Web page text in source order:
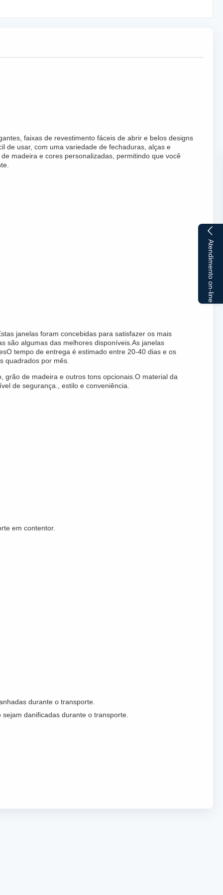
Atendimento on-line
faixas de revestimento fáceis de abrir e belos designs
de usar, com uma variedade de fechaduras, alças e
madeira e cores personalizadas, permitindo que você
janelas foram concebidas para satisfazer os mais
são algumas das melhores disponíveis.As janelas
tempo de entrega é estimado entre 20-40 dias e os
quadrados por mês.
de madeira e outros tons opcionais.O material da
de segurança., estilo e conveniência.
em contentor.
durante o transporte.
danificadas durante o transporte.